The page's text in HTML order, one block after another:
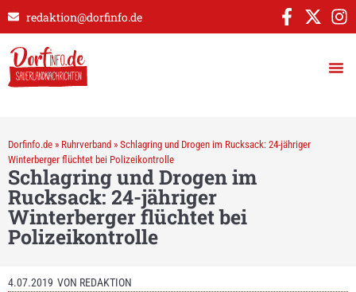
redaktion@dorfinfo.de
Dorfinfo.de » Ruhrverband » Schlagring und Drogen im Rucksack: 24-jähriger
Winterberger flüchtet bei Polizeikontrolle
Schlagring und Drogen im
Rucksack: 24-jähriger
Winterberger flüchtet bei
Polizeikontrolle
4.07.2019 VON REDAKTION